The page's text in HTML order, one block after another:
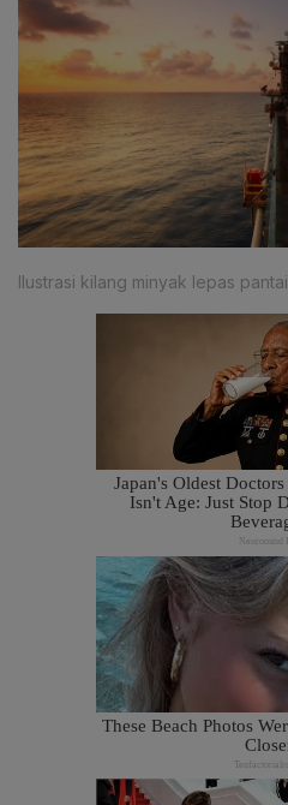
Ilustrasi kilang minyak lepas pantai